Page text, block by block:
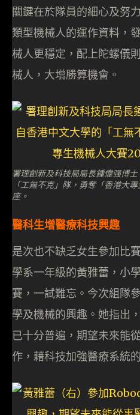
關鍵在於隊員的細心及努
類型機械人的運作資料，
械人更穩定，配上陀螺儀
械人，大增勝算機會。
署理創新及科技局局長鍾偉强博
「工無不克」隊，勇奪「香港大
座。
醫科生增醫療科技興趣
是次也不缺乏女生參加比
學系一年級的黃雅蕾，小
賽，一試難忘。今次組隊
學及機械的興趣。她指出
已十分普遍，期望未來能
作，藉科技加強醫療系統